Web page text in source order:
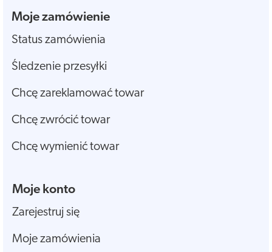
Moje zamówienie
Status zamówienia
Śledzenie przesyłki
Chcę zareklamować towar
Chcę zwrócić towar
Chcę wymienić towar
Moje konto
Zarejestruj się
Moje zamówienia